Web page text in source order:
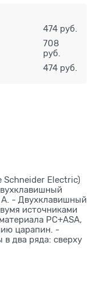
474 руб.
708
руб.
474 руб.
Schneider Electric)
А. - Двухклавишный
источниками
PС+ASA,
царапин. -
два ряда: сверху